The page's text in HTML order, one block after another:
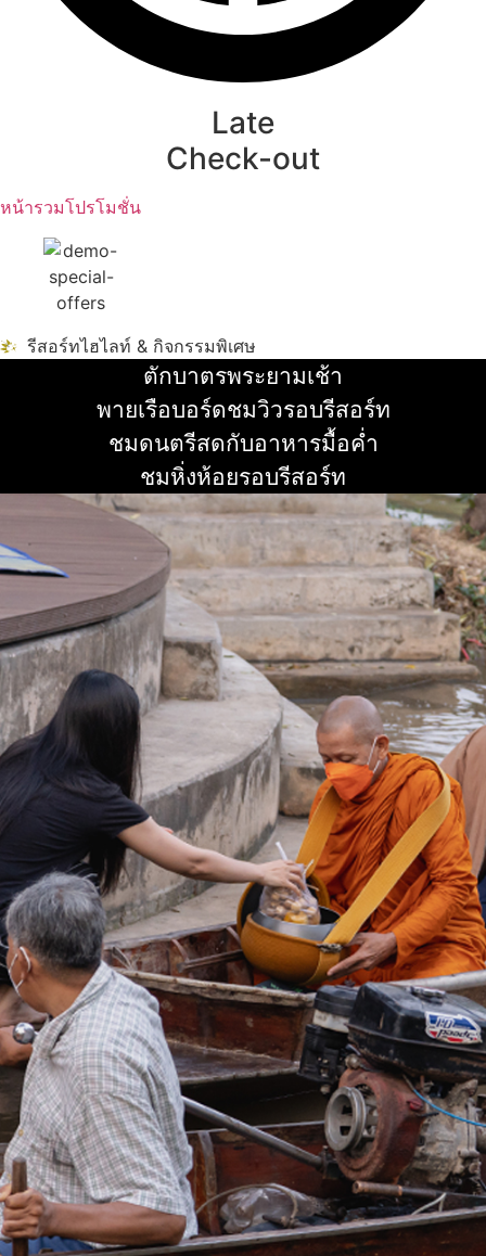
Late
Check-out
หน้ารวมโปรโมชั่น
รีสอร์ทไฮไลท์ & กิจกรรมพิเศษ
ตักบาตรพระยามเช้า
อ่านเพิ่ม
พายเรือบอร์ดชมวิวรอบรีสอร์ท
อ่านเพิ่ม
ชมดนตรีสดกับอาหารมื้อค่ำ
อ่านเพิ่ม
ชมหิ่งห้อยรอบรีสอร์ท
อ่านเพิ่ม